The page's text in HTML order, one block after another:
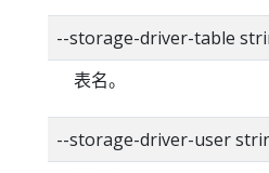
--storage-driver-table
表名。
--storage-driver-user